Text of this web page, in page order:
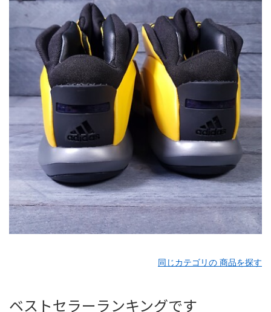
同じカテゴリの 商品を探す
ベストセラーランキングです